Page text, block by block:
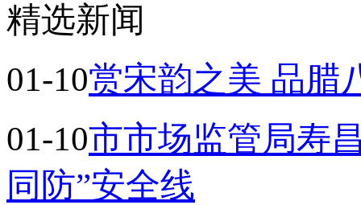
精选新闻
01-10赏宋韵之美 品腊
01-10市市场监管局寿
同防”安全线